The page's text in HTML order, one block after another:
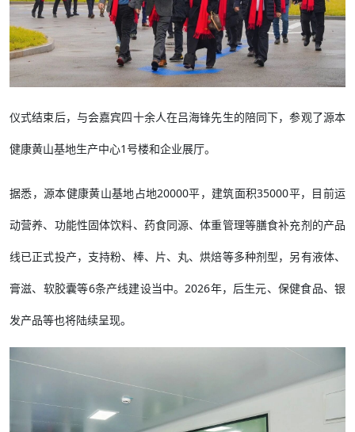
仪式结束后，与会嘉宾四十余人在吕海锋先生的陪同下，参观了源本
健康黄山基地生产中心1号楼和企业展厅。
据悉，源本健康黄山基地占地20000平，建筑面积35000平，目前运
动营养、功能性固体饮料、药食同源、体重管理等膳食补充剂的产品
线已正式投产，支持粉、棒、片、丸、烘焙等多种剂型，另有液体、
膏滋、软胶囊等6条产线建设当中。2026年，后生元、保健食品、银
发产品等也将陆续呈现。